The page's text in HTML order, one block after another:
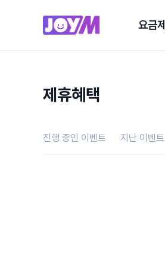
요금제
제휴혜택
진행 중인 이벤트 지난 이벤트